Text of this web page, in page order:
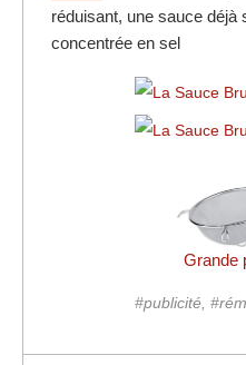
réduisant, une sauce déjà
concentrée en sel
Grande
#publicité,